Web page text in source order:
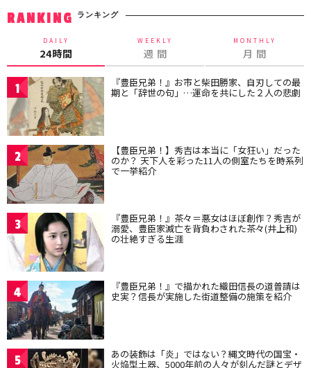
RANKING ランキング
DAILY
24時間
WEEKLY
週 間
MONTHLY
月 間
1 『豊臣兄弟！』お市と柴田勝家、自刃しての最
期と「辞世の句」…運命を共にした２人の悲劇
2 【豊臣兄弟！】秀吉は本当に「女狂い」だった
のか？ 天下人を彩った11人の側室たちを時系列
で一挙紹介
3 『豊臣兄弟！』茶々＝悪女はほぼ創作？秀吉が
溺愛、豊臣家滅亡を背負わされた茶々(井上和)
の壮絶すぎる生涯
4 『豊臣兄弟！』で描かれた織田信長の道普請は
史実？信長が実施した街道整備の施策を紹介
5 あの装飾は「炎」ではない？縄文時代の国宝・
火焔型土器、5000年前の人々が刻んだ謎とデザ